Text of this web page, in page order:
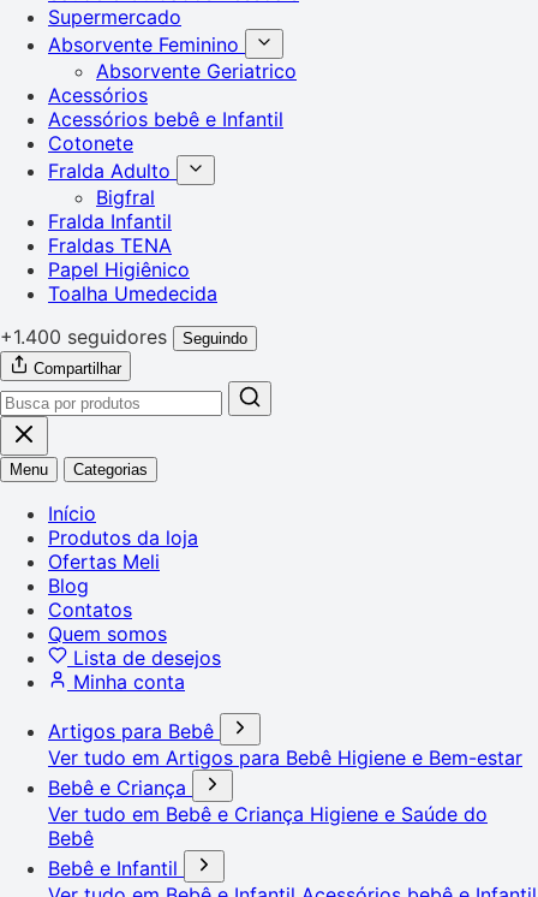
Supermercado
Absorvente Feminino
Absorvente Geriatrico
Acessórios
Acessórios bebê e Infantil
Cotonete
Fralda Adulto
Bigfral
Fralda Infantil
Fraldas TENA
Papel Higiênico
Toalha Umedecida
+1.400 seguidores
Seguindo
Compartilhar
Menu Categorias
Início
Produtos da loja
Ofertas Meli
Blog
Contatos
Quem somos
Lista de desejos
Minha conta
Artigos para Bebê
Ver tudo em Artigos para Bebê Higiene e Bem-estar
Bebê e Criança
Ver tudo em Bebê e Criança Higiene e Saúde do
Bebê
Bebê e Infantil